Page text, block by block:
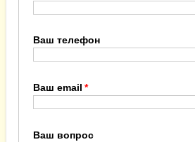
Ваш телефон
Ваш email
Ваш вопрос